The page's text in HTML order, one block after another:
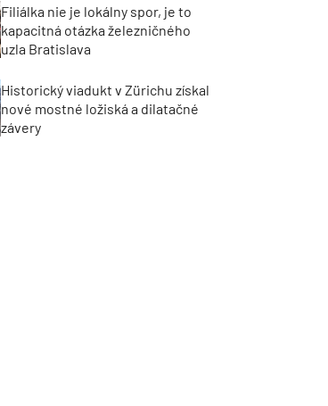
Filiálka nie je lokálny spor, je to
kapacitná otázka železničného
uzla Bratislava
Historický viadukt v Zürichu získal
nové mostné ložiská a dilatačné
závery